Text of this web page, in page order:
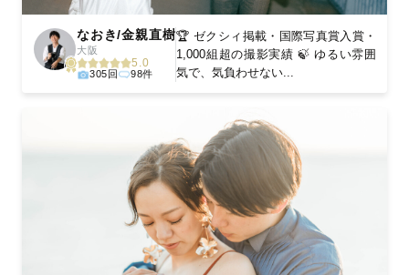
なおき/金親直樹
大阪
5.0
305回 98件
🏆 ゼクシィ掲載・国際写真賞入賞・
1,000組超の撮影実績 🍃 ゆるい雰囲
気で、気負わせない...